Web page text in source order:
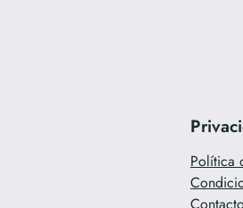
Política